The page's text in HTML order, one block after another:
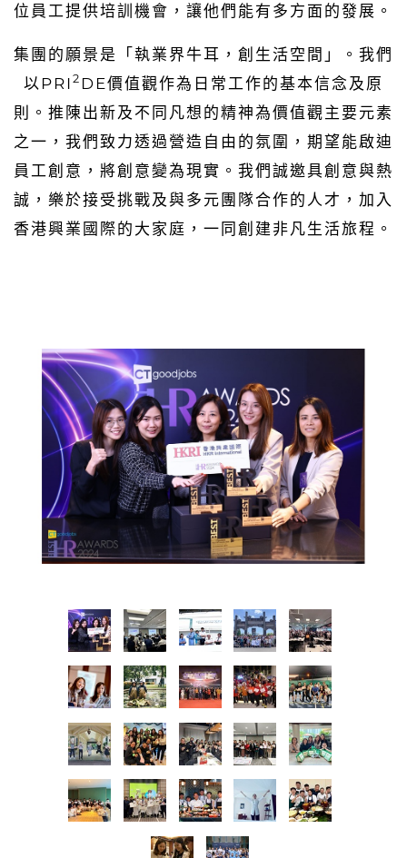
位員工提供培訓機會，讓他們能有多方面的發展。
集團的願景是「執業界牛耳，創生活空間」。我們
以PRI 2 DE價值觀作為日常工作的基本信念及原
則。推陳出新及不同凡想的精神為價值觀主要元素
之一，我們致力透過營造自由的氛圍，期望能啟迪
員工創意，將創意變為現實。我們誠邀具創意與熱
誠，樂於接受挑戰及與多元團隊合作的人才，加入
香港興業國際的大家庭，一同創建非凡生活旅程。